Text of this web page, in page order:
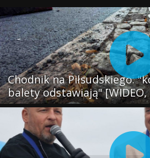
Chodnik na Piłsudskiego:
balety odstawiają" [WIDEO,